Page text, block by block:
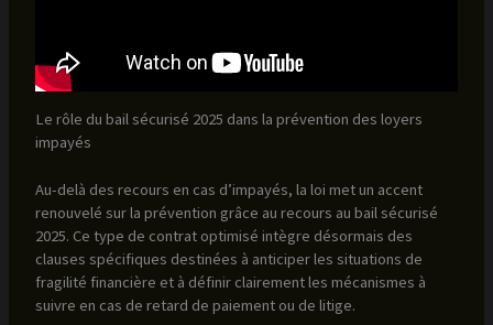
Le rôle du bail sécurisé 2025 dans la prévention des loyers
impayés
Au-delà des recours en cas d’impayés, la loi met un accent
renouvelé sur la prévention grâce au recours au bail sécurisé
2025. Ce type de contrat optimisé intègre désormais des
clauses spécifiques destinées à anticiper les situations de
fragilité financière et à définir clairement les mécanismes à
suivre en cas de retard de paiement ou de litige.